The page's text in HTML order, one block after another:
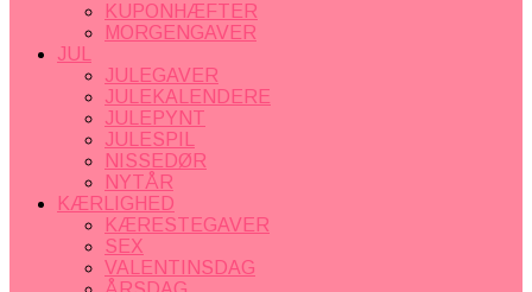
KUPONHÆFTER
MORGENGAVER
JUL
JULEGAVER
JULEKALENDERE
JULEPYNT
JULESPIL
NISSEDØR
NYTÅR
KÆRLIGHED
KÆRESTEGAVER
SEX
VALENTINSDAG